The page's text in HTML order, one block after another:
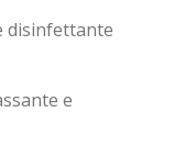
disinfettante
e